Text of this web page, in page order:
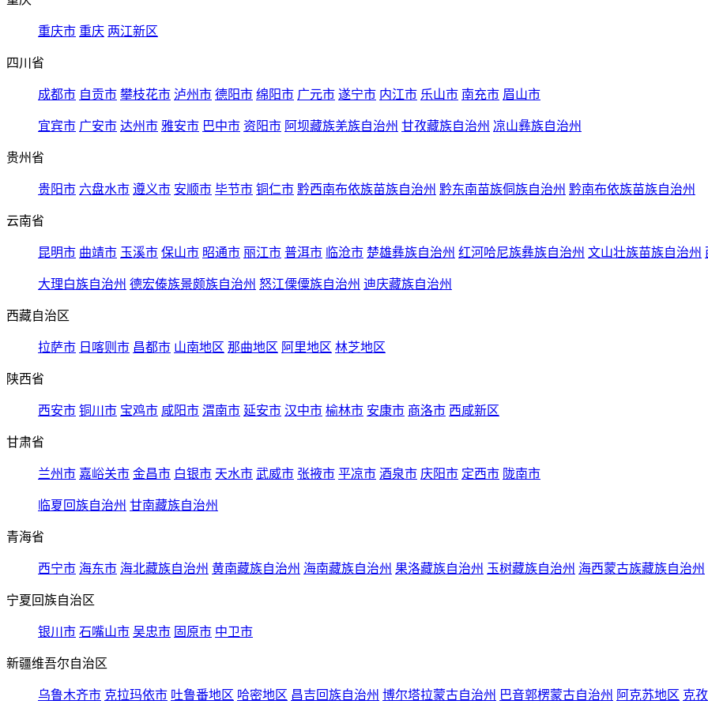
重庆市 重庆 两江新区
四川省
成都市 自贡市 攀枝花市 泸州市 德阳市 绵阳市 广元市 遂宁市 内江市 乐山市 南充市 眉山市
宜宾市 广安市 达州市 雅安市 巴中市 资阳市 阿坝藏族羌族自治州 甘孜藏族自治州 凉山彝族自治州
贵州省
贵阳市 六盘水市 遵义市 安顺市 毕节市 铜仁市 黔西南布依族苗族自治州 黔东南苗族侗族自治州 黔南布依族苗族自治州
云南省
昆明市 曲靖市 玉溪市 保山市 昭通市 丽江市 普洱市 临沧市 楚雄彝族自治州 红河哈尼族彝族自治州 文山壮族苗族自治州
大理白族自治州 德宏傣族景颇族自治州 怒江傈僳族自治州 迪庆藏族自治州
西藏自治区
拉萨市 日喀则市 昌都市 山南地区 那曲地区 阿里地区 林芝地区
陕西省
西安市 铜川市 宝鸡市 咸阳市 渭南市 延安市 汉中市 榆林市 安康市 商洛市 西咸新区
甘肃省
兰州市 嘉峪关市 金昌市 白银市 天水市 武威市 张掖市 平凉市 酒泉市 庆阳市 定西市 陇南市
临夏回族自治州 甘南藏族自治州
青海省
西宁市 海东市 海北藏族自治州 黄南藏族自治州 海南藏族自治州 果洛藏族自治州 玉树藏族自治州 海西蒙古族藏族自治州
宁夏回族自治区
银川市 石嘴山市 吴忠市 固原市 中卫市
新疆维吾尔自治区
乌鲁木齐市 克拉玛依市 吐鲁番地区 哈密地区 昌吉回族自治州 博尔塔拉蒙古自治州 巴音郭楞蒙古自治州 阿克苏地区 克